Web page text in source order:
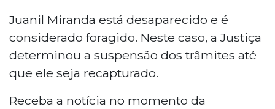
Juanil Miranda está desaparecido e é
considerado foragido. Neste caso, a Justiça
determinou a suspensão dos trâmites até
que ele seja recapturado.
Receba a notícia no momento da